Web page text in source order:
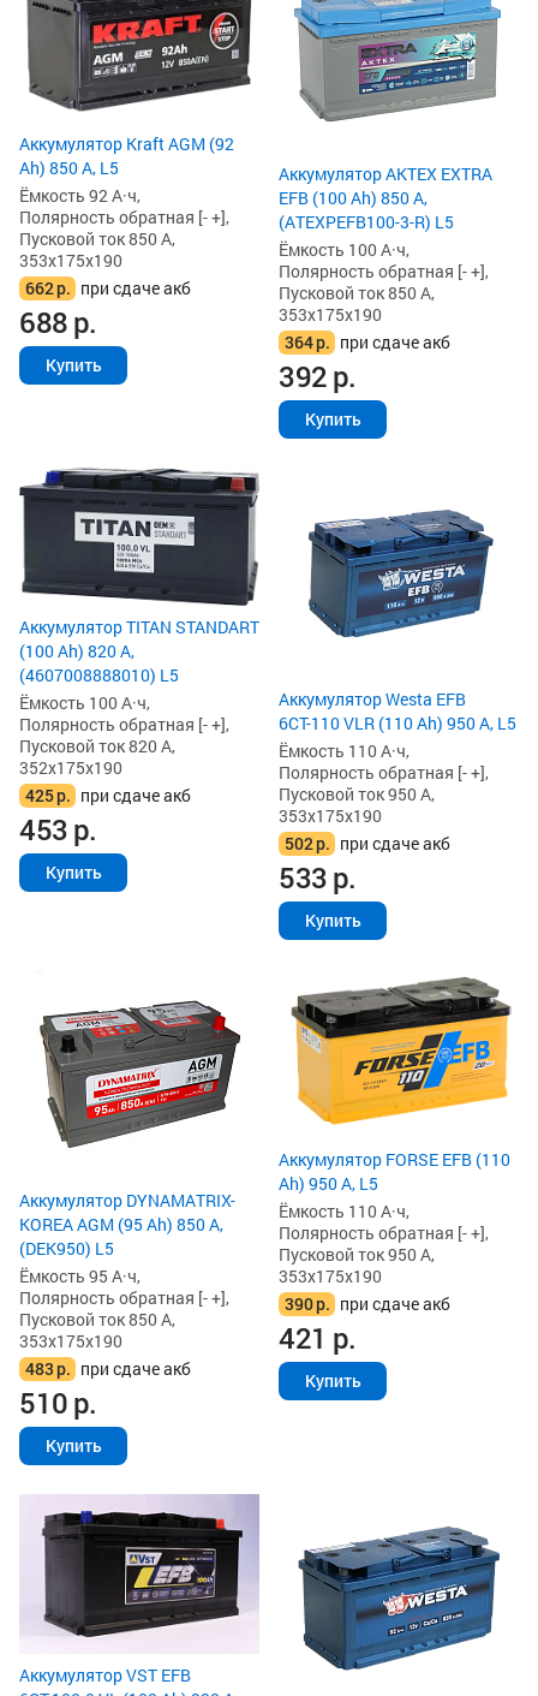
Аккумулятор Kraft AGM (92
Ah) 850 А, L5
Ёмкость 92 А·ч,
Полярность обратная [- +],
Пусковой ток 850 А,
353x175x190
662р. при сдаче акб
688р.
Купить
Аккумулятор AKTEX EXTRA
EFB (100 Ah) 850 А,
(ATEXPEFB100-3-R) L5
Ёмкость 100 А·ч,
Полярность обратная [- +],
Пусковой ток 850 А,
353x175x190
364р. при сдаче акб
392р.
Купить
Аккумулятор TITAN STANDART
(100 Ah) 820 А,
(4607008888010) L5
Ёмкость 100 А·ч,
Полярность обратная [- +],
Пусковой ток 820 А,
352x175x190
425р. при сдаче акб
453р.
Купить
Аккумулятор Westa EFB
6СТ-110 VLR (110 Ah) 950 А, L5
Ёмкость 110 А·ч,
Полярность обратная [- +],
Пусковой ток 950 А,
353x175x190
502р. при сдаче акб
533р.
Купить
Аккумулятор DYNAMATRIX-
KOREA AGM (95 Ah) 850 А,
(DEK950) L5
Ёмкость 95 А·ч,
Полярность обратная [- +],
Пусковой ток 850 А,
353x175x190
483р. при сдаче акб
510р.
Купить
Аккумулятор FORSE EFB (110
Ah) 950 А, L5
Ёмкость 110 А·ч,
Полярность обратная [- +],
Пусковой ток 950 А,
353x175x190
390р. при сдаче акб
421 р.
Купить
Аккумулятор VST EFB